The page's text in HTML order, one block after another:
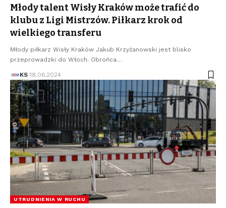
Młody talent Wisły Kraków może trafić do
klubu z Ligi Mistrzów. Piłkarz krok od
wielkiego transferu
Młody piłkarz Wisły Kraków Jakub Krzyżanowski jest blisko
przeprowadzki do Włoch. Obrońca…
KS 18.06.2024
UTRUDNIENIA W RUCHU